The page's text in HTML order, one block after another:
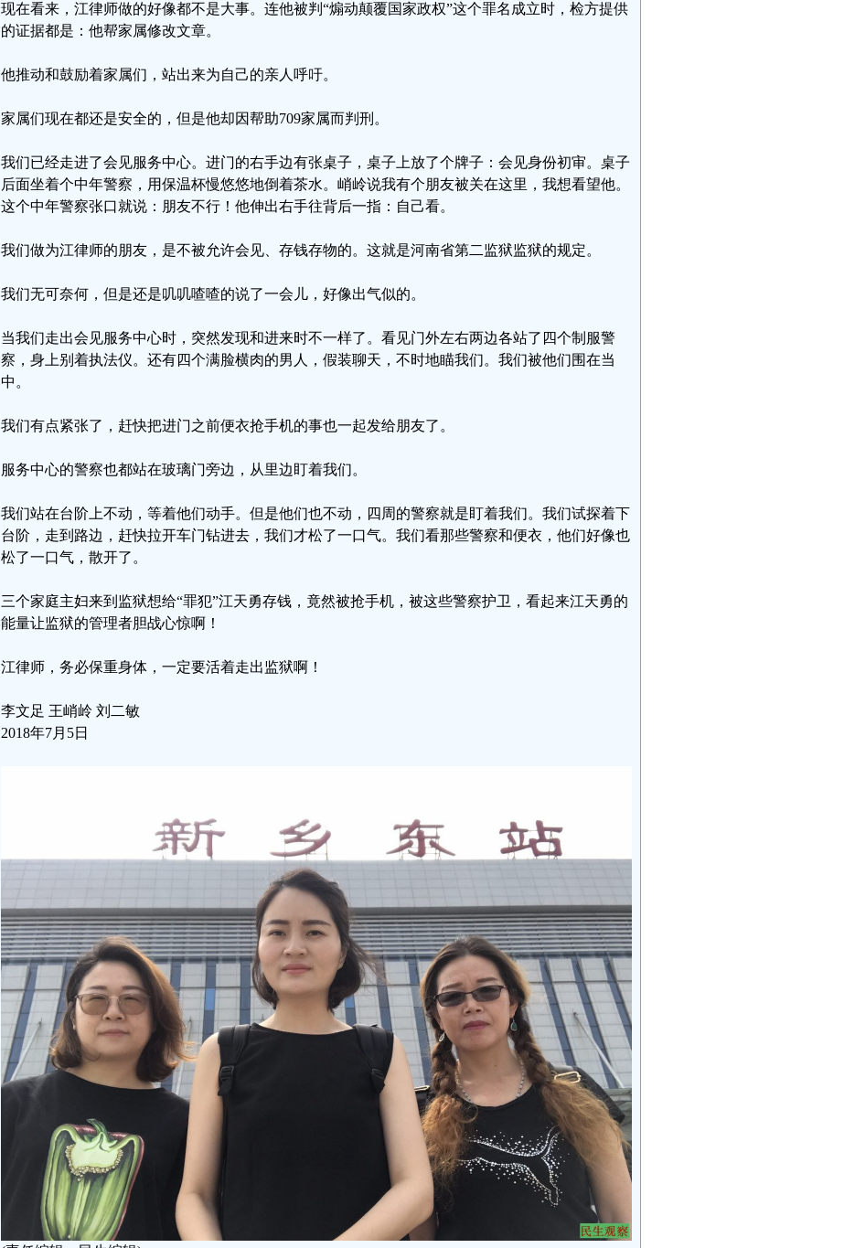
现在看来，江律师做的好像都不是大事。连他被判“煽动颠覆国家政权”这个罪名成立时，检方提供
的证据都是：他帮家属修改文章。
他推动和鼓励着家属们，站出来为自己的亲人呼吁。
家属们现在都还是安全的，但是他却因帮助709家属而判刑。
我们已经走进了会见服务中心。进门的右手边有张桌子，桌子上放了个牌子：会见身份初审。桌子
后面坐着个中年警察，用保温杯慢悠悠地倒着茶水。峭岭说我有个朋友被关在这里，我想看望他。
这个中年警察张口就说：朋友不行！他伸出右手往背后一指：自己看。
我们做为江律师的朋友，是不被允许会见、存钱存物的。这就是河南省第二监狱监狱的规定。
我们无可奈何，但是还是叽叽喳喳的说了一会儿，好像出气似的。
当我们走出会见服务中心时，突然发现和进来时不一样了。看见门外左右两边各站了四个制服警
察，身上别着执法仪。还有四个满脸横肉的男人，假装聊天，不时地瞄我们。我们被他们围在当
中。
我们有点紧张了，赶快把进门之前便衣抢手机的事也一起发给朋友了。
服务中心的警察也都站在玻璃门旁边，从里边盯着我们。
我们站在台阶上不动，等着他们动手。但是他们也不动，四周的警察就是盯着我们。我们试探着下
台阶，走到路边，赶快拉开车门钻进去，我们才松了一口气。我们看那些警察和便衣，他们好像也
松了一口气，散开了。
三个家庭主妇来到监狱想给“罪犯”江天勇存钱，竟然被抢手机，被这些警察护卫，看起来江天勇的
能量让监狱的管理者胆战心惊啊！
江律师，务必保重身体，一定要活着走出监狱啊！
李文足 王峭岭 刘二敏
2018年7月5日